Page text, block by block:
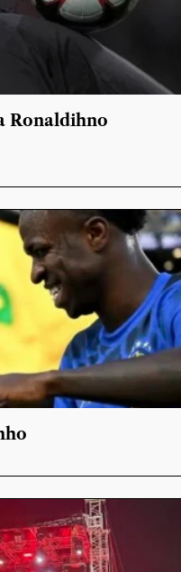
Ronaldihno